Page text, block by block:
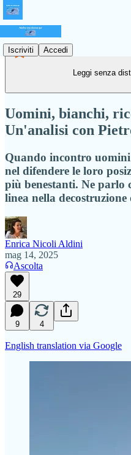
Iscriviti Accedi
Leggi senza
Uomini, bianchi,
Un'analisi con
Quando incontro
nel difendere le loro
più benestanti. Ne
linea nella
Enrica Nicoli Aldini
mag 14, 2025
Ascolta
29
9 4
English translation via Google